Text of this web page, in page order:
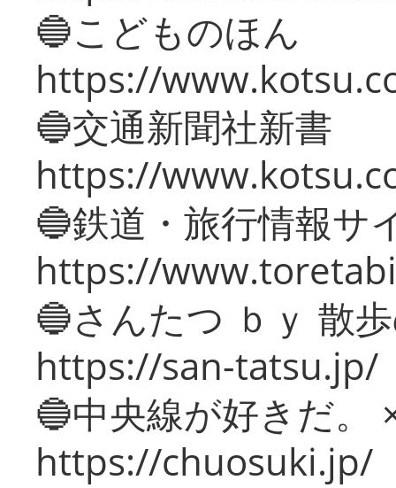
🔵こどものほん
https://
🔵交通新聞社新書
https://
🔵鉄道・旅行情報サ
https://
🔵さんたつ ｂｙ 散
https://san-tatsu.jp/
🔵中央線が好きだ。
https://chuosuki.jp/